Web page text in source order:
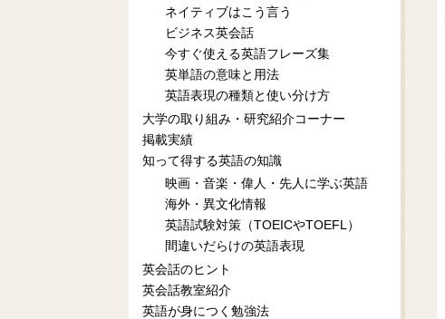
ネイティブはこう言う
ビジネス英会話
今すぐ使える英語フレーズ集
英単語の意味と用法
英語表現の種類と使い分け方
大学の取り組み・研究紹介コーナー
掲載実績
知って得する英語の知識
映画・音楽・偉人・先人に学ぶ英語
海外・異文化情報
英語試験対策（TOEICやTOEFL）
間違いだらけの英語表現
英会話のヒント
英会話教室紹介
英語が身につく勉強法